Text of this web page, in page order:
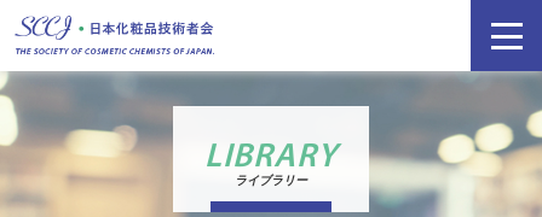
LIBRARY
ライブラリー